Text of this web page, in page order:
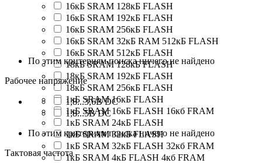
16кБ SRAM 128кБ FLASH
16кБ SRAM 192кБ FLASH
16кБ SRAM 256кБ FLASH
16кБ SRAM 32кБ RAM 512кБ FLASH
16кБ SRAM 512кБ FLASH
18кБ SRAM 128кБ FLASH
18кБ SRAM 192кБ FLASH
18кБ SRAM 256кБ FLASH
1кБ SRAM 16кБ FLASH
1кБ SRAM 16кБ FLASH 16кб FRAM
1кБ SRAM 24кБ FLASH
1кБ SRAM 32кБ FLASH
1кБ SRAM 32кБ FLASH 32кб FRAM
1кБ SRAM 4кБ FLASH 4кб FRAM
По этим критериям поиска ничего не найдено
Рабочее напряжение
1,8...3,6В DC
1,8...5В DC
По этим критериям поиска ничего не найдено
Тактовая частота